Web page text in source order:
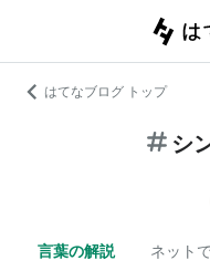
はてなブログ トップ
シ
言葉の解説 ネット